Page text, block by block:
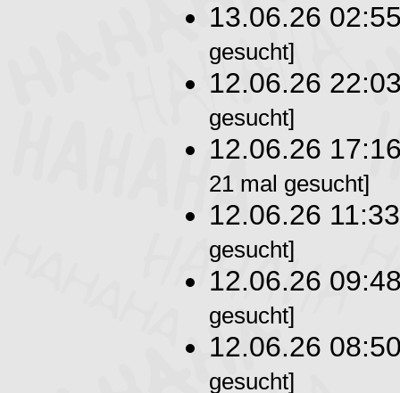
13.06.26
gesucht]
12.06.26
gesucht]
12.06.26
21 mal gesucht]
12.06.26
gesucht]
12.06.26
gesucht]
12.06.26
gesucht]